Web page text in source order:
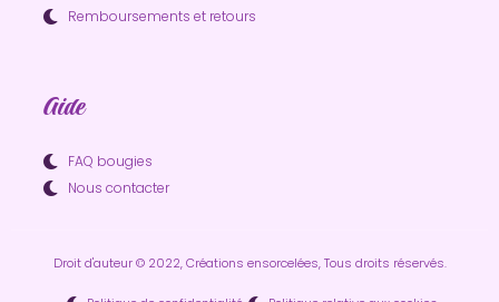
Remboursements et retours
Aide
FAQ bougies
Nous contacter
Droit d'auteur © 2022, Créations ensorcelées, Tous droits réservés.